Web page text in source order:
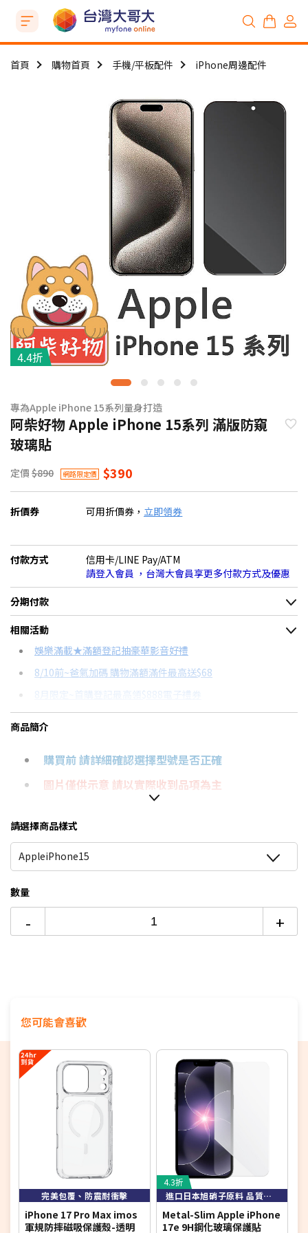
首頁 購物首頁 手機/平板配件 iPhone周邊配件
4.4折
專為Apple iPhone 15系列量身打造
阿柴好物 Apple iPhone 15系列 滿版防窺
玻璃貼
定價 $890 網路限定價 $390
折價券 可用折價券， 立即領券
付款方式
信用卡/LINE Pay/ATM
請登入會員 ，台灣大會員享更多付款方式及優惠
分期付款
＊實際可分期數、適用利率，請以購物車顯示為主
信用卡分期
分期數
12期
24期
每期金額
$34
$17
配合銀行/業者
18家銀行/業者
18家銀行/業者
相關活動
娛樂滿載★滿額登記抽豪華影音好禮
8/10前~爸氣加碼 購物滿額滿件最高送$68
8月限定~首購登記最高領$888電子禮券
台灣大哥大Open Possible聯名卡滿額最高回饋25%
更多信用卡分期0利率滿額享回饋
商品簡介
購買前 請詳細確認選擇型號是否正確
圖片僅供示意 請以實際收到品項為主
超高硬度，硬度高達9H。
疏水疏油，觸感靈敏。
請選擇商品樣式
AppleiPhone15
數量
- +
您可能會喜歡
完美包覆、防震耐衝擊
iPhone 17 Pro Max imos
軍規防摔磁吸保護殼-透明
4.3折
進口日本旭硝子原料 品質保證
Metal-Slim Apple iPhone
17e 9H鋼化玻璃保護貼